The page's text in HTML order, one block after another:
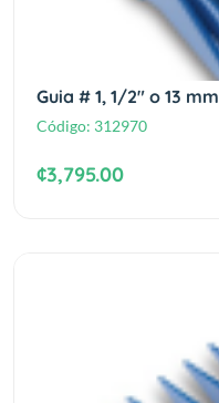
Guia # 1, 1/2" o 13 mm
Código: 312970
¢3,795.00